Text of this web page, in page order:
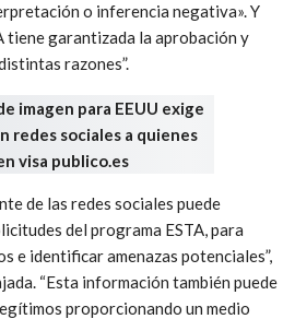
o inferencia negativa». Y
tiene garantizada la aprobación y
razones”.
de las redes sociales puede
del programa ESTA, para
e identificar amenazas potenciales”,
“Esta información también puede
proporcionando un medio